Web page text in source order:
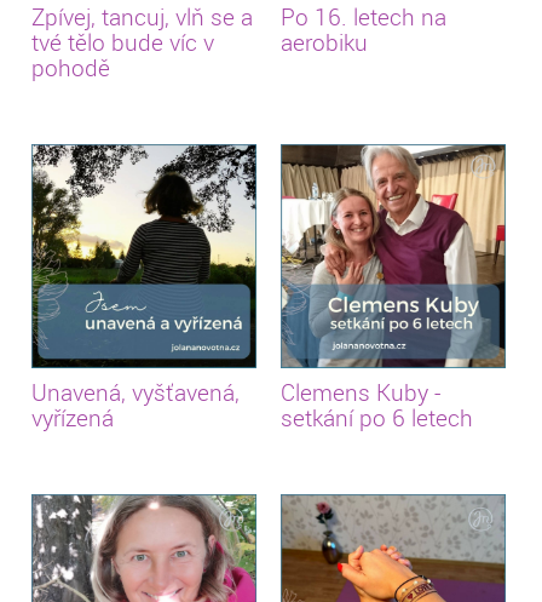
Zpívej, tancuj, vlň se a
tvé tělo bude víc v
pohodě
Po 16. letech na
aerobiku
Unavená, vyšťavená,
vyřízená
Clemens Kuby -
setkání po 6 letech